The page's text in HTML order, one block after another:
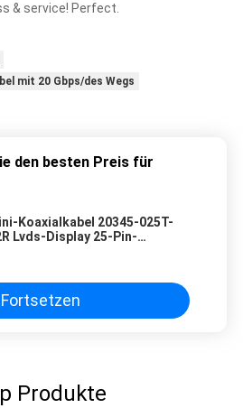
& service! Perfect.
mit 20 Gbps/des Wegs
den besten Preis für
Koaxialkabel 20345-025T-
Lvds-Display 25-Pin-
Fortsetzen
Produkte